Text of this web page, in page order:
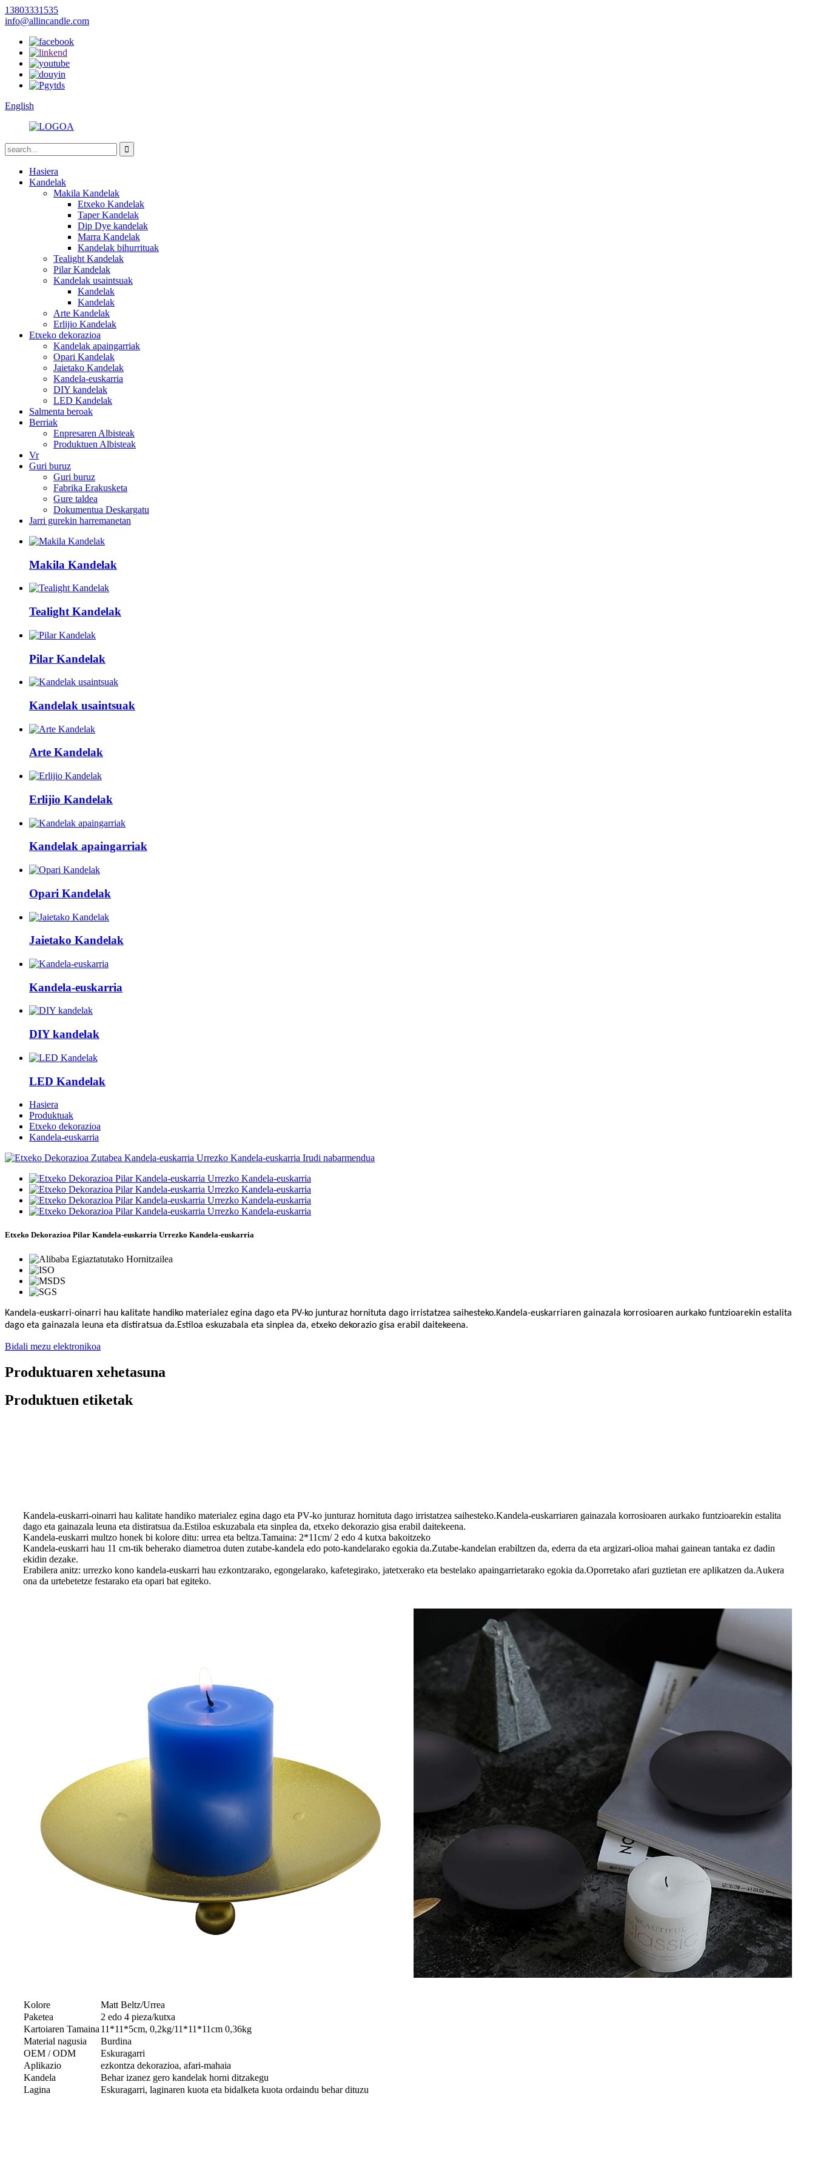
13803331535
info@allincandle.com
English
Hasiera
Kandelak
Makila Kandelak
Etxeko Kandelak
Taper Kandelak
Dip Dye kandelak
Marra Kandelak
Kandelak bihurrituak
Tealight Kandelak
Pilar Kandelak
Kandelak usaintsuak
Kandelak
Kandelak
Arte Kandelak
Erlijio Kandelak
Etxeko dekorazioa
Kandelak apaingarriak
Opari Kandelak
Jaietako Kandelak
Kandela-euskarria
DIY kandelak
LED Kandelak
Salmenta beroak
Berriak
Enpresaren Albisteak
Produktuen Albisteak
Vr
Guri buruz
Guri buruz
Fabrika Erakusketa
Gure taldea
Dokumentua Deskargatu
Jarri gurekin harremanetan
Makila Kandelak
Tealight Kandelak
Pilar Kandelak
Kandelak usaintsuak
Arte Kandelak
Erlijio Kandelak
Kandelak apaingarriak
Opari Kandelak
Jaietako Kandelak
Kandela-euskarria
DIY kandelak
LED Kandelak
Hasiera
Produktuak
Etxeko dekorazioa
Kandela-euskarria
Etxeko Dekorazioa Pilar Kandela-euskarria Urrezko Kandela-euskarria
Kandela-euskarri-oinarri hau kalitate handiko materialez egina dago eta PV-ko junturaz hornituta dago irristatzea saihesteko.Kandela-euskarriaren gainazala korrosioaren aurkako funtzioarekin estalita
dago eta gainazala leuna eta distiratsua da.Estiloa eskuzabala eta sinplea da, etxeko dekorazio gisa erabil daitekeena.
Bidali mezu elektronikoa
Produktuaren xehetasuna
Produktuen etiketak
Kandela-euskarri-oinarri hau kalitate handiko materialez egina dago eta PV-ko junturaz hornituta dago irristatzea saihesteko.Kandela-euskarriaren gainazala korrosioaren aurkako funtzioarekin estalita
dago eta gainazala leuna eta distiratsua da.Estiloa eskuzabala eta sinplea da, etxeko dekorazio gisa erabil daitekeena.
Kandela-euskarri multzo honek bi kolore ditu: urrea eta beltza.Tamaina: 2*11cm/ 2 edo 4 kutxa bakoitzeko
Kandela-euskarri hau 11 cm-tik beherako diametroa duten zutabe-kandela edo poto-kandelarako egokia da.Zutabe-kandelan erabiltzen da, ederra da eta argizari-olioa mahai gainean tantaka ez dadin
ekidin dezake.
Erabilera anitz: urrezko kono kandela-euskarri hau ezkontzarako, egongelarako, kafetegirako, jatetxerako eta bestelako apaingarrietarako egokia da.Oporretako afari guztietan ere aplikatzen da.Aukera
ona da urtebetetze festarako eta opari bat egiteko.
Kolore
Matt Beltz/Urrea
Paketea
2 edo 4 pieza/kutxa
Kartoiaren Tamaina 11*11*5cm, 0,2kg/11*11*11cm 0,36kg
Material nagusia
Burdina
OEM / ODM
Eskuragarri
Aplikazio
ezkontza dekorazioa, afari-mahaia
Kandela
Behar izanez gero kandelak horni ditzakegu
Lagina
Eskuragarri, laginaren kuota eta bidalketa kuota ordaindu behar dituzu